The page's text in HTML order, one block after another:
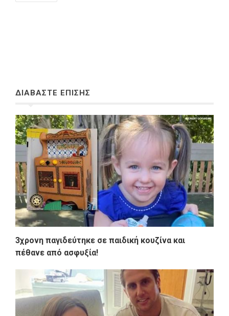
ΔΙΑΒΑΣΤΕ ΕΠΙΣΗΣ
3χρονη παγιδεύτηκε σε παιδική κουζίνα και
πέθανε από ασφυξία!